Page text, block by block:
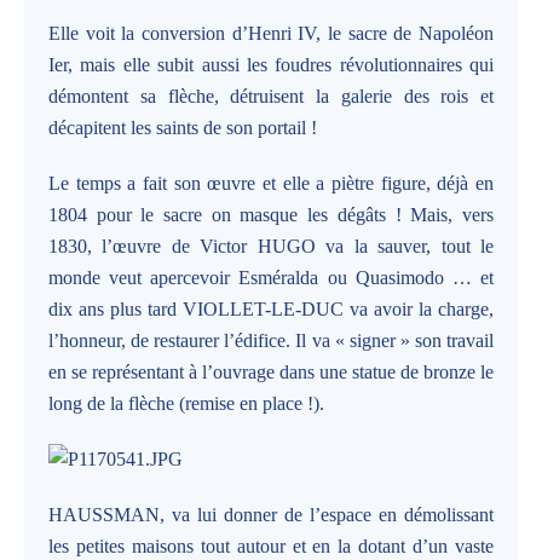
Elle voit la conversion d’Henri IV, le sacre de Napoléon
Ier, mais elle subit aussi les foudres révolutionnaires qui
démontent sa flèche, détruisent la galerie des rois et
décapitent les saints de son portail !
Le temps a fait son œuvre et elle a piètre figure, déjà en
1804 pour le sacre on masque les dégâts ! Mais, vers
1830, l’œuvre de Victor HUGO va la sauver, tout le
monde veut apercevoir Esméralda ou Quasimodo … et
dix ans plus tard VIOLLET-LE-DUC va avoir la charge,
l’honneur, de restaurer l’édifice. Il va « signer » son travail
en se représentant à l’ouvrage dans une statue de bronze le
long de la flèche (remise en place !).
HAUSSMAN, va lui donner de l’espace en démolissant
les petites maisons tout autour et en la dotant d’un vaste